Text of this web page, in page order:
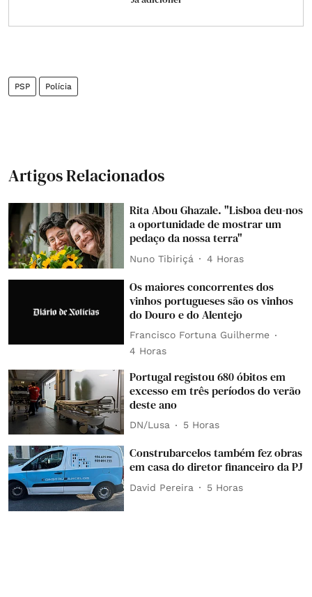
PSP Polícia
Artigos Relacionados
Rita Abou Ghazale. "Lisboa deu-nos
a oportunidade de mostrar um
pedaço da nossa terra"
Nuno Tibiriçá 4 Horas
Os maiores concorrentes dos
vinhos portugueses são os vinhos
do Douro e do Alentejo
Francisco Fortuna Guilherme
4 Horas
Portugal registou 680 óbitos em
excesso em três períodos do verão
deste ano
DN/Lusa 5 Horas
Construbarcelos também fez obras
em casa do diretor financeiro da PJ
David Pereira 5 Horas